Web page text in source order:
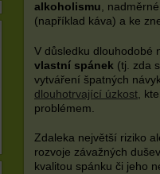
alkoholismu,
(například káva) a ke
V důsledku dlouhodobé
vlastní spánek (tj. zda
vytváření špatných
dlouhotrvající úzkost ,
problémem.
Zdaleka největší riziko
rozvoje závažných
kvalitou spánku či jeho